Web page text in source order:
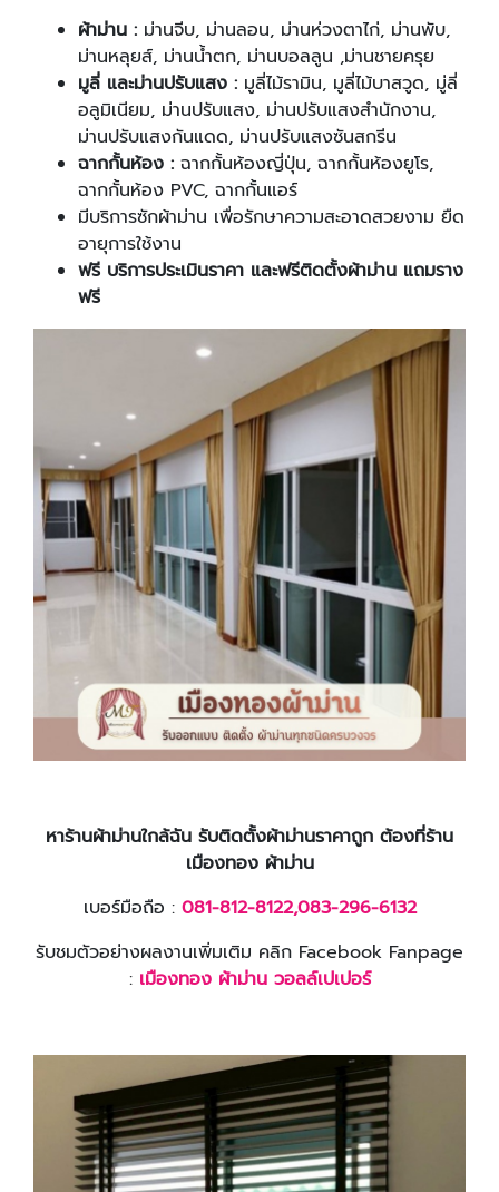
ผ้าม่าน : ม่านจีบ, ม่านลอน, ม่านห่วงตาไก่, ม่านพับ,
ม่านหลุยส์, ม่านน้ำตก, ม่านบอลลูน ,ม่านชายครุย
มูลี่ และม่านปรับแสง : มูลี่ไม้รามิน, มูลี่ไม้บาสวูด, มู่ลี่
อลูมิเนียม, ม่านปรับแสง, ม่านปรับแสงสำนักงาน,
ม่านปรับแสงกันแดด, ม่านปรับแสงซันสกรีน
ฉากกั้นห้อง : ฉากกั้นห้องญี่ปุ่น, ฉากกั้นห้องยูโร,
ฉากกั้นห้อง PVC, ฉากกั้นแอร์
มีบริการซักผ้าม่าน เพื่อรักษาความสะอาดสวยงาม ยืด
อายุการใช้งาน
ฟรี บริการประเมินราคา และฟรีติดตั้งผ้าม่าน แถมราง
ฟรี
หาร้านผ้าม่านใกล้ฉัน รับติดตั้งผ้าม่านราคาถูก ต้องที่ร้าน
เมืองทอง ผ้าม่าน
เบอร์มือถือ : 081-812-8122,083-296-6132
รับชมตัวอย่างผลงานเพิ่มเติม คลิก Facebook Fanpage
: เมืองทอง ผ้าม่าน วอลล์เปเปอร์